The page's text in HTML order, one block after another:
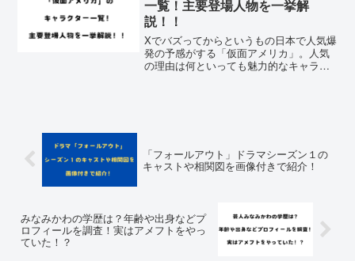
一覧！主要登場人物を一挙解
説！！
Xでバズってからというもの日本で人気爆
発の予感がする「仮面アメリカ」。人気
の理由は何といっても魅力的なキャラク
「フォールアウト」ドラマシーズン１の
キャストや相関図を画像付きで紹介！
みなみかわの学歴は？年齢や出身などプ
ロフィールを調査！実はアメフトをやっ
ていた！？